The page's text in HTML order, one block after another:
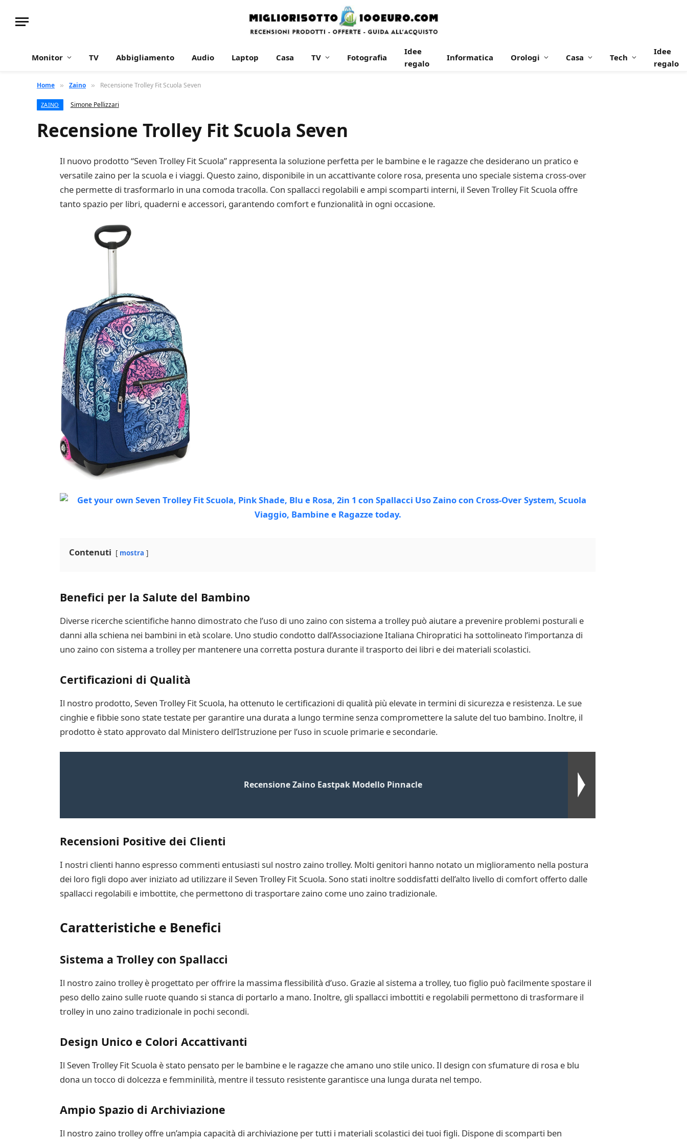
Monitor TV Abbigliamento Audio Laptop Casa TV Fotografia
Idee
regalo
Informatica Orologi Casa Tech
Idee
regalo
Home » Zaino » Recensione Trolley Fit Scuola Seven
ZAINO Simone Pellizzari
Recensione Trolley Fit Scuola Seven
Il nuovo prodotto “Seven Trolley Fit Scuola” rappresenta la soluzione perfetta per le bambine e le ragazze che desiderano un pratico e
versatile zaino per la scuola e i viaggi. Questo zaino, disponibile in un accattivante colore rosa, presenta uno speciale sistema cross-over
che permette di trasformarlo in una comoda tracolla. Con spallacci regolabili e ampi scomparti interni, il Seven Trolley Fit Scuola offre
tanto spazio per libri, quaderni e accessori, garantendo comfort e funzionalità in ogni occasione.
Contenuti mostra
Benefici per la Salute del Bambino
Diverse ricerche scientifiche hanno dimostrato che l’uso di uno zaino con sistema a trolley può aiutare a prevenire problemi posturali e
danni alla schiena nei bambini in età scolare. Uno studio condotto dall’Associazione Italiana Chiropratici ha sottolineato l’importanza di
uno zaino con sistema a trolley per mantenere una corretta postura durante il trasporto dei libri e dei materiali scolastici.
Certificazioni di Qualità
Il nostro prodotto, Seven Trolley Fit Scuola, ha ottenuto le certificazioni di qualità più elevate in termini di sicurezza e resistenza. Le sue
cinghie e fibbie sono state testate per garantire una durata a lungo termine senza compromettere la salute del tuo bambino. Inoltre, il
prodotto è stato approvato dal Ministero dell’Istruzione per l’uso in scuole primarie e secondarie.
Recensione Zaino Eastpak Modello Pinnacle
Recensioni Positive dei Clienti
I nostri clienti hanno espresso commenti entusiasti sul nostro zaino trolley. Molti genitori hanno notato un miglioramento nella postura
dei loro figli dopo aver iniziato ad utilizzare il Seven Trolley Fit Scuola. Sono stati inoltre soddisfatti dell’alto livello di comfort offerto dalle
spallacci regolabili e imbottite, che permettono di trasportare zaino come uno zaino tradizionale.
Caratteristiche e Benefici
Sistema a Trolley con Spallacci
Il nostro zaino trolley è progettato per offrire la massima flessibilità d’uso. Grazie al sistema a trolley, tuo figlio può facilmente spostare il
peso dello zaino sulle ruote quando si stanca di portarlo a mano. Inoltre, gli spallacci imbottiti e regolabili permettono di trasformare il
trolley in uno zaino tradizionale in pochi secondi.
Design Unico e Colori Accattivanti
Il Seven Trolley Fit Scuola è stato pensato per le bambine e le ragazze che amano uno stile unico. Il design con sfumature di rosa e blu
dona un tocco di dolcezza e femminilità, mentre il tessuto resistente garantisce una lunga durata nel tempo.
Ampio Spazio di Archiviazione
Il nostro zaino trolley offre un’ampia capacità di archiviazione per tutti i materiali scolastici dei tuoi figli. Dispone di scomparti ben